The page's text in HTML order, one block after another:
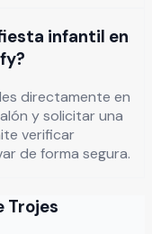
infantil en
directamente en
y solicitar una
verificar
de forma segura.
Trojes